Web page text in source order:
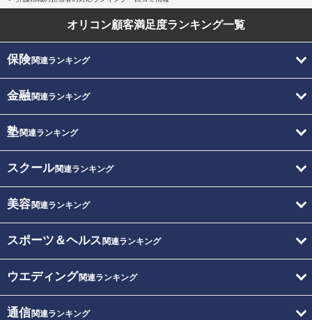
オリコン顧客満足度ランキング一覧
保険関連ランキング
金融関連ランキング
塾関連ランキング
スクール関連ランキング
美容関連ランキング
スポーツ＆ヘルス 関連ランキング
ウエディング関連ランキング
通信関連ランキング